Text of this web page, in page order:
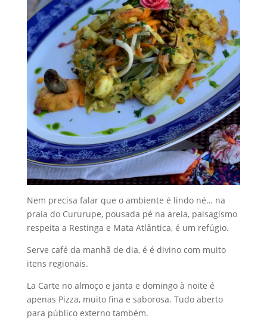
Nem precisa falar que o ambiente é lindo né… na
praia do Cururupe, pousada pé na areia, paisagismo
respeita a Restinga e Mata Atlântica, é um refúgio.
Serve café da manhã de dia, é é divino com muito
itens regionais.
La Carte no almoço e janta e domingo à noite é
apenas Pizza, muito fina e saborosa. Tudo aberto
para público externo também.